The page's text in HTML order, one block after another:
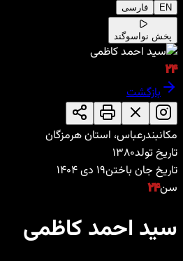
EN فارسی
پخش نوا سوگند
۲۴
بازگشت
مکانبندرعباس، استان هرمزگان
تاریخ تولد۱۳۸۰
تاریخ جان باختن۱۹ دی ۱۴۰۴
سن۲۴
سید احمد کاظمی